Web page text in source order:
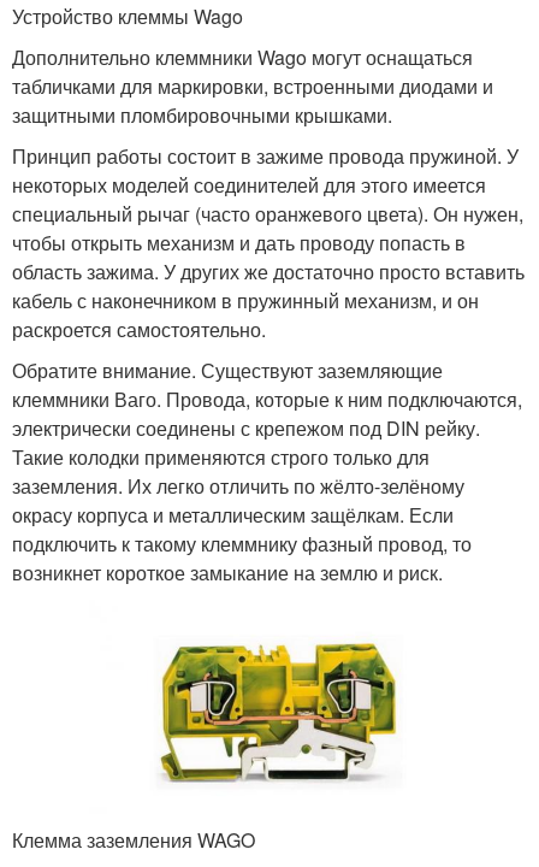
Устройство клеммы Wago
Дополнительно клеммники Wago могут оснащаться
табличками для маркировки, встроенными диодами и
защитными пломбировочными крышками.
Принцип работы состоит в зажиме провода пружиной. У
некоторых моделей соединителей для этого имеется
специальный рычаг (часто оранжевого цвета). Он нужен,
чтобы открыть механизм и дать проводу попасть в
область зажима. У других же достаточно просто вставить
кабель с наконечником в пружинный механизм, и он
раскроется самостоятельно.
Обратите внимание. Существуют заземляющие
клеммники Ваго. Провода, которые к ним подключаются,
электрически соединены с крепежом под DIN рейку.
Такие колодки применяются строго только для
заземления. Их легко отличить по жёлто-зелёному
окрасу корпуса и металлическим защёлкам. Если
подключить к такому клеммнику фазный провод, то
возникнет короткое замыкание на землю и риск.
Клемма заземления WAGO